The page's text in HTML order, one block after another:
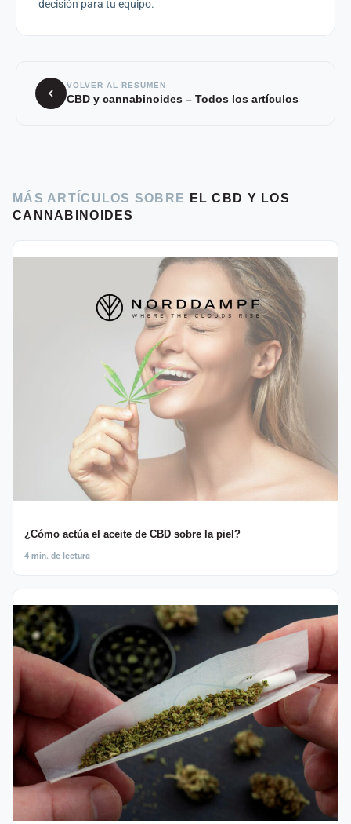
decisión para tu equipo.
VOLVER AL RESUMEN
CBD y cannabinoides – Todos los artículos
MÁS ARTÍCULOS SOBRE
EL CBD Y LOS
CANNABINOIDES
¿Cómo actúa el aceite de CBD sobre la piel?
4 min. de lectura